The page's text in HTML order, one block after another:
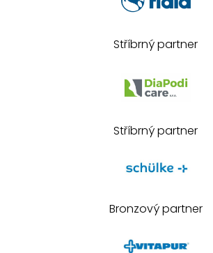
Stříbrný partner
Stříbrný partner
Bronzový partner